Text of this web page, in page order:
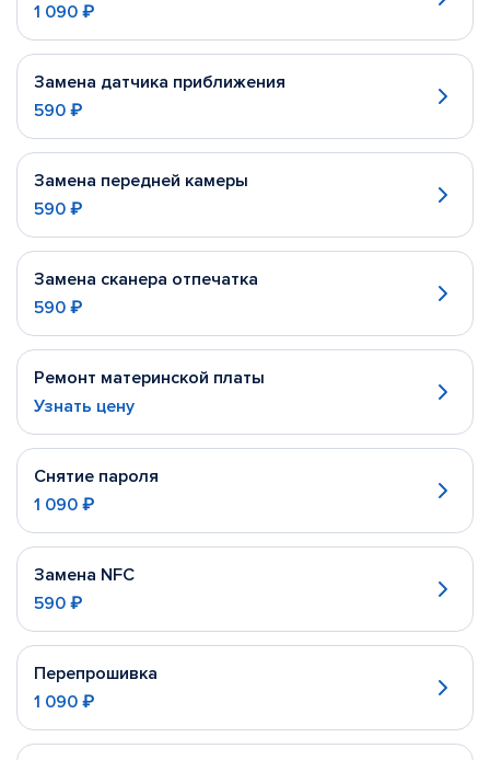
1 090 ₽
Замена датчика приближения
590 ₽
Замена передней камеры
590 ₽
Замена сканера отпечатка
590 ₽
Ремонт материнской платы
Узнать цену
Снятие пароля
1 090 ₽
Замена NFC
590 ₽
Перепрошивка
1 090 ₽